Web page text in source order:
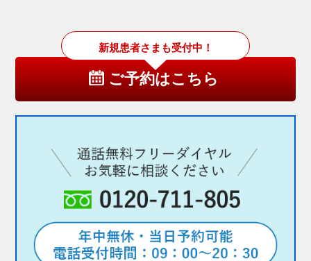
新規患者さまも受付中！
ご予約はこちら